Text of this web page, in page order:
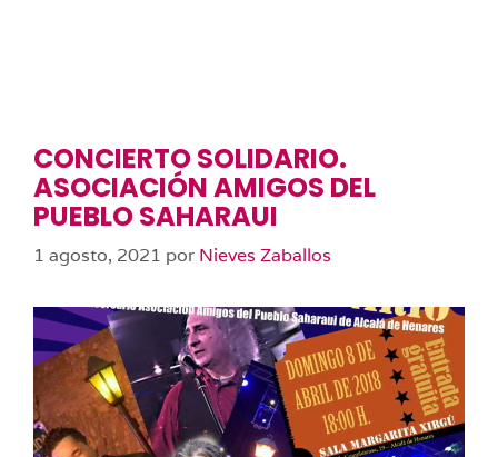
CONCIERTO SOLIDARIO.
ASOCIACIÓN AMIGOS DEL
PUEBLO SAHARAUI
1 agosto, 2021 por Nieves Zaballos